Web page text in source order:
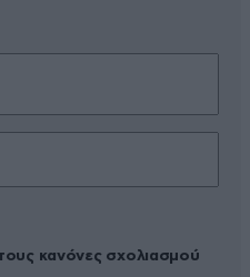
κανόνες σχολιασμού